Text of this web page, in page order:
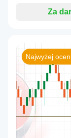
XAUUSD,
with
override
options,
collapsible
daily
news
sections,
a
scrollable
interface
Za
Najwyżej